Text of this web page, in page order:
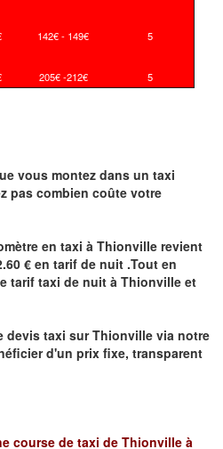
142€ - 149€ 5
205€ -212€ 5
vous montez dans un taxi
pas combien coûte votre
en taxi à Thionville revient
€ en tarif de nuit .Tout en
tarif taxi de nuit à Thionville et
devis taxi surThionville via notre
d'un prix fixe, transparent
course de taxi de Thionville à